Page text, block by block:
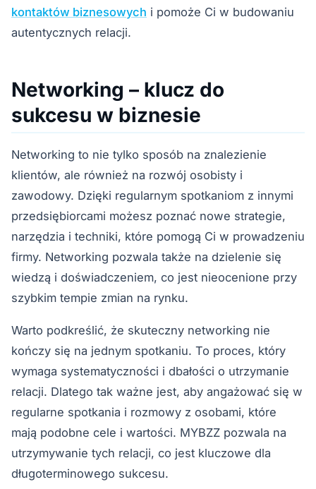
kontaktów biznesowych i pomoże Ci w budowaniu
autentycznych relacji.
Networking – klucz do
sukcesu w biznesie
Networking to nie tylko sposób na znalezienie
klientów, ale również na rozwój osobisty i
zawodowy. Dzięki regularnym spotkaniom z innymi
przedsiębiorcami możesz poznać nowe strategie,
narzędzia i techniki, które pomogą Ci w prowadzeniu
firmy. Networking pozwala także na dzielenie się
wiedzą i doświadczeniem, co jest nieocenione przy
szybkim tempie zmian na rynku.
Warto podkreślić, że skuteczny networking nie
kończy się na jednym spotkaniu. To proces, który
wymaga systematyczności i dbałości o utrzymanie
relacji. Dlatego tak ważne jest, aby angażować się w
regularne spotkania i rozmowy z osobami, które
mają podobne cele i wartości. MYBZZ pozwala na
utrzymywanie tych relacji, co jest kluczowe dla
długoterminowego sukcesu.